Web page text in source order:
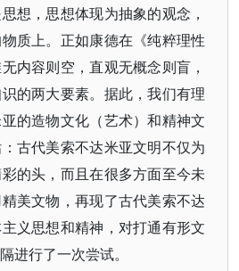
想，思想体现为抽象的观念，
质上。正如康德在《纯粹理性
内容则空，直观无概念则盲，
的两大要素。据此，我们有理
的造物文化（艺术）和精神文
古代美索不达米亚文明不仅为
的头，而且在很多方面至今未
美文物，再现了古代美索不达
义思想和精神，对打通有形文
进行了一次尝试。